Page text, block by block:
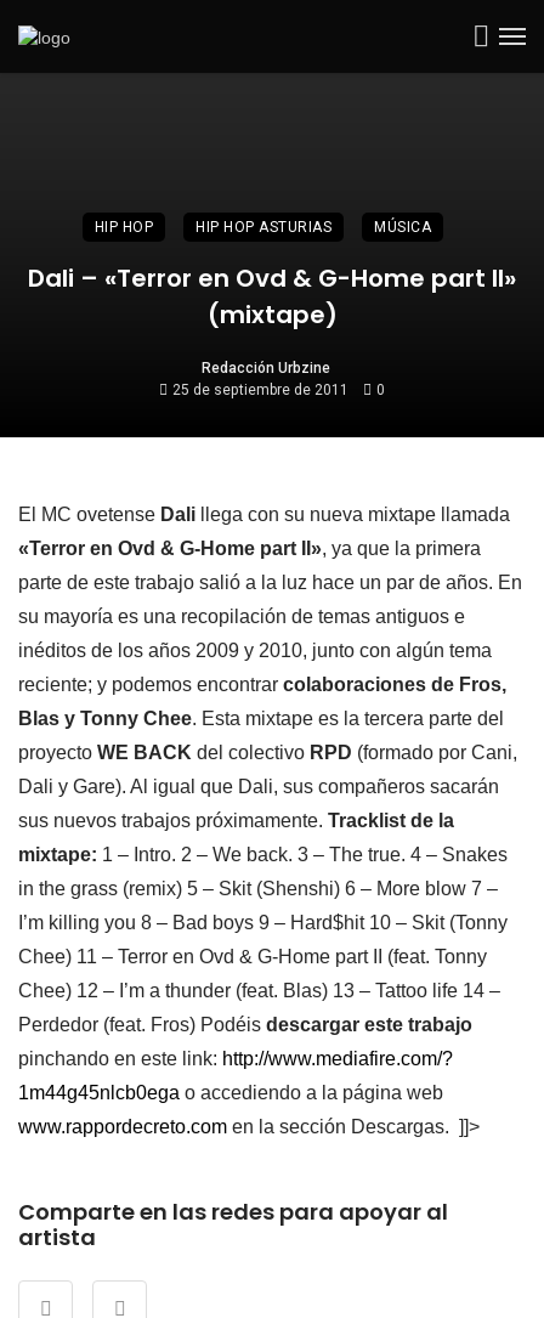
HIP HOP HIP HOP ASTURIAS MÚSICA
Dali – «Terror en Ovd & G-Home part II»
(mixtape)
Redacción Urbzine
25 de septiembre de 2011
0
El MC ovetense Dali llega con su nueva mixtape llamada
«Terror en Ovd & G-Home part II», ya que la primera
parte de este trabajo salió a la luz hace un par de años. En
su mayoría es una recopilación de temas antiguos e
inéditos de los años 2009 y 2010, junto con algún tema
reciente; y podemos encontrar colaboraciones de Fros,
Blas y Tonny Chee. Esta mixtape es la tercera parte del
proyecto WE BACK del colectivo RPD (formado por Cani,
Dali y Gare). Al igual que Dali, sus compañeros sacarán
sus nuevos trabajos próximamente. Tracklist de la
mixtape: 1 – Intro. 2 – We back. 3 – The true. 4 – Snakes
in the grass (remix) 5 – Skit (Shenshi) 6 – More blow 7 –
I’m killing you 8 – Bad boys 9 – Hard$hit 10 – Skit (Tonny
Chee) 11 – Terror en Ovd & G-Home part II (feat. Tonny
Chee) 12 – I’m a thunder (feat. Blas) 13 – Tattoo life 14 –
Perdedor (feat. Fros) Podéis descargar este trabajo
pinchando en este link: http://www.mediafire.com/?
1m44g45nlcb0ega o accediendo a la página web
www.rappordecreto.com en la sección Descargas. ]]>
Comparte en las redes para apoyar al
artista